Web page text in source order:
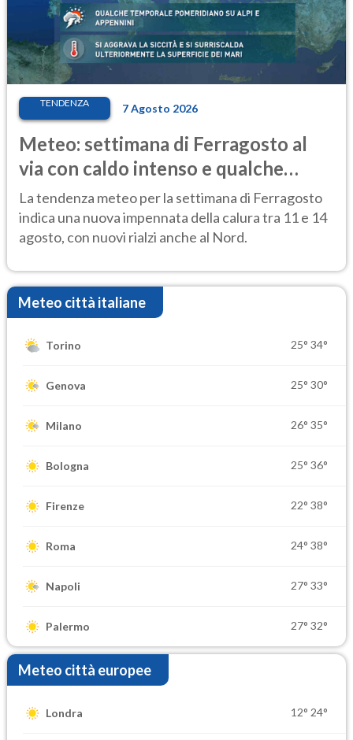
TENDENZA 7 Agosto 2026
Meteo: settimana di Ferragosto al
via con caldo intenso e qualche
temporale
La tendenza meteo per la settimana di Ferragosto
indica una nuova impennata della calura tra 11 e 14
agosto, con nuovi rialzi anche al Nord.
Meteo città italiane
Torino 25° 34°
Genova 25° 30°
Milano 26° 35°
Bologna 25° 36°
Firenze 22° 38°
Roma 24° 38°
Napoli 27° 33°
Palermo 27° 32°
Meteo città europee
Londra 12° 24°